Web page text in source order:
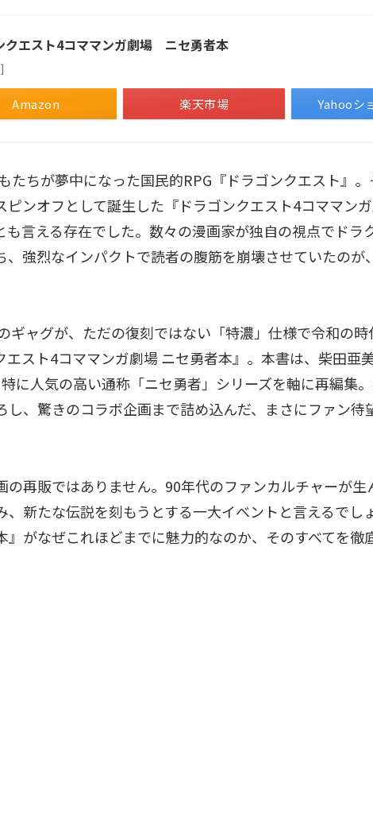
クエスト4コママンガ劇場 ニセ勇者本
Amazon 楽天市場 Yahooシ
たちが夢中になった国民的RPG『ドラゴンクエスト』
ピンオフとして誕生した『ドラゴンクエスト4コママン
も言える存在でした。数々の漫画家が独自の視点でドラ
、強烈なインパクトで読者の腹筋を崩壊させていたのが
ギャグが、ただの復刻ではない「特濃」仕様で令和の時
エスト4コママンガ劇場 ニセ勇者本』。本書は、柴田亜
に人気の高い通称「ニセ勇者」シリーズを軸に再編集
し、驚きのコラボ企画まで詰め込んだ、まさにファン待
再販ではありません。90年代のファンカルチャーが生
、新たな伝説を刻もうとする一大イベントと言えるでし
』がなぜこれほどまでに魅力的なのか、そのすべてを徹